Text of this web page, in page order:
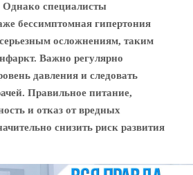
специалисты
бессимптомная гипертония
осложнениям, таким
Важно регулярно
давления и следовать
Правильное питание,
и отказ от вредных
снизить риск развития